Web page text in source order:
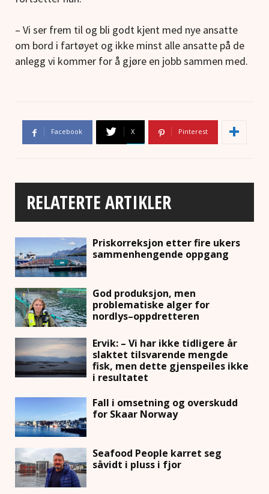
– Vi ser frem til og bli godt kjent med nye ansatte
om bord i fartøyet og ikke minst alle ansatte på de
anlegg vi kommer for å gjøre en jobb sammen med.
Facebook X Pinterest
RELATERTE ARTIKLER
Priskorreksjon etter fire ukers
sammenhengende oppgang
God produksjon, men
problematiske alger for
nordlys–oppdretteren
Ervik: – Vi har ikke tidligere år
slaktet tilsvarende mengde
fisk, men dette gjenspeiles ikke
i resultatet
Fall i omsetning og overskudd
for Skaar Norway
Seafood People karret seg
såvidt i pluss i fjor